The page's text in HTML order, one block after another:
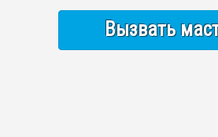
Вызвать